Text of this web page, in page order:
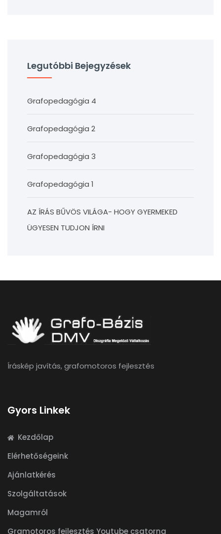
Legutóbbi Bejegyzések
Grafopedagógia 4
Grafopedagógia 2
Grafopedagógia 3
Grafopedagógia 1
AZ ÍRÁS BŰVÖS VILÁGA- HOGY GYERMEKED
ÜGYESEN TUDJON ÍRNI
Íráskép javítás, grafomotoros fejlesztés
Gyors Linkek
Kezdőlap
Elérhetőségeink
Ajánlatkérés
Szolgáltatások
Magamról
Gramotoros fejlesztés Youtube csatorna